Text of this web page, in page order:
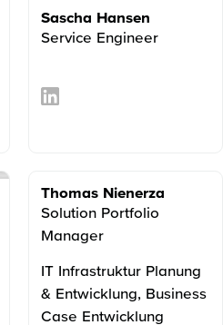
Sascha Hansen
Service Engineer
Thomas Nienerza
Solution Portfolio
Manager
IT Infrastruktur Planung
& Entwicklung, Business
Case Entwicklung